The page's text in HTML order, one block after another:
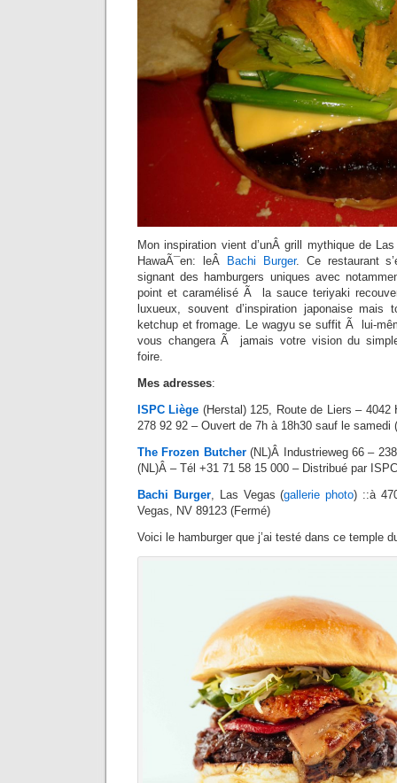
Mon inspiration vient d’unÂ grill mythique de
HawaÃ¯en: leÂ Bachi Burger. Ce restaurant
signant des hamburgers uniques avec
point et caramélisé Ã la sauce teriyaki
luxueux, souvent d’inspiration japonaise mais
ketchup et fromage. Le wagyu se suffit Ã lui-
vous changera Ã jamais votre vision du
foire.
Mes adresses:
ISPC Liège (Herstal) 125, Route de Liers – 4042
278 92 92 – Ouvert de 7h à 18h30 sauf le samedi
The Frozen Butcher (NL)Â Industrieweg 66 –
(NL)Â – Tél +31 71 58 15 000 – Distribué par
Bachi Burger, Las Vegas (gallerie photo) ::à
Vegas, NV 89123 (Fermé)
Voici le hamburger que j’ai testé dans ce temple